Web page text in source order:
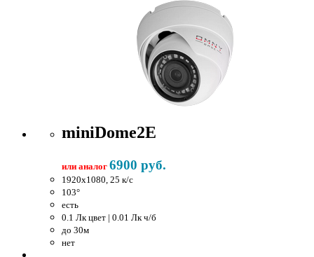
miniDome2E
или аналог 6900 руб.
1920x1080, 25 к/c
103°
есть
0.1 Лк цвет | 0.01 Лк ч/б
до 30м
нет